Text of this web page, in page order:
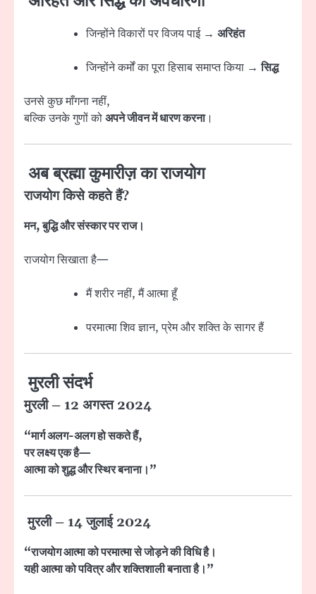
जिन्होंने विकारों पर विजय पाई → अरिहंत
जिन्होंने कर्मों का पूरा हिसाब समाप्त किया →सिद्ध
उनसे कुछ माँगना नहीं,
बल्कि उनके गुणों कोअपने जीवन में धारण करना।
अब ब्रह्मा कुमारीज़ का राजयोग
राजयोग किसे कहते हैं?
मन, बुद्धि और संस्कार पर राज।
राजयोग सिखाता है—
मैं शरीर नहीं, मैं आत्मा हूँ
परमात्मा शिव ज्ञान, प्रेम और शक्ति के सागर हैं
मुरली संदर्भ
मुरली – 12 अगस्त 2024
“मार्ग अलग-अलग हो सकते हैं,
पर लक्ष्य एक है—
आत्मा को शुद्ध और स्थिर बनाना।”
मुरली – 14 जुलाई 2024
“राजयोग आत्मा को परमात्मा से जोड़ने की विधि है।
यही आत्मा को पवित्र और शक्तिशाली बनाता है।”